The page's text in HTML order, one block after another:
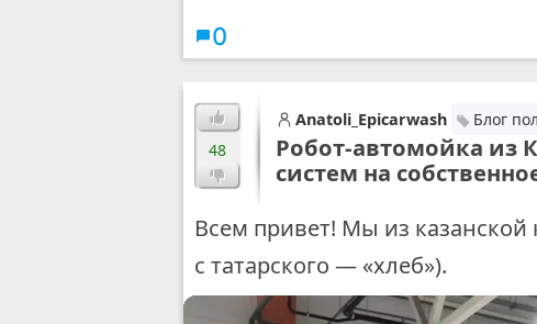
0
48
Anatoli_Epicarwash Блог
Робот-автомойка из
систем на
Всем привет! Мы из казанской
с татарского — «хлеб»).